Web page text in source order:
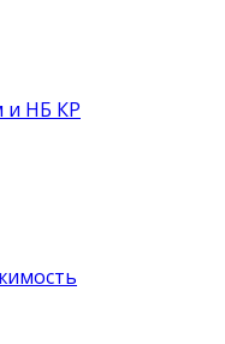
и НБ КР